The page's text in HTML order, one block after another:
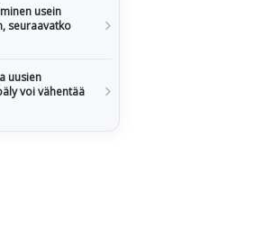
usein
seuraavatko
uusien
voi vähentää